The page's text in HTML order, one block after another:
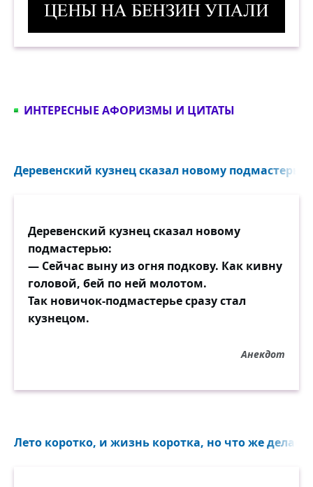
ИНТЕРЕСНЫЕ АФОРИЗМЫ И ЦИТАТЫ
Деревенский кузнец сказал новому
Деревенский кузнец сказал новому
подмастерью:
— Сейчас выну из огня подкову. Как кивну
головой, бей по ней молотом.
Так новичок-подмастерье сразу стал
кузнецом.
Анекдот
Лето коротко, и жизнь коротка, но что же делает